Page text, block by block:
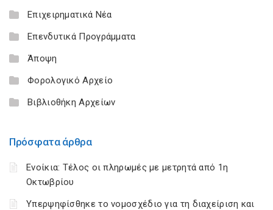
Επιχειρηματικά Νέα
Επενδυτικά Προγράμματα
Άποψη
Φορολογικό Αρχείο
Βιβλιοθήκη Αρχείων
Πρόσφατα άρθρα
Ενοίκια: Τέλος οι πληρωμές με μετρητά από 1η
Οκτωβρίου
Υπερψηφίσθηκε το νομοσχέδιο για τη διαχείριση και